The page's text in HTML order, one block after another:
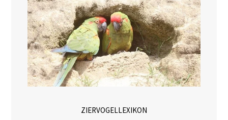
ZIERVOGELLEXIKON